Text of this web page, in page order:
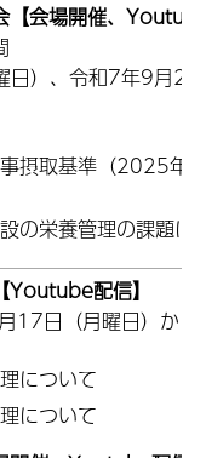
【会場開催、
日）、令和7年9月
摂取基準（2025年
の栄養管理の課題に
Youtube配信】
日（月曜日）から
について
について